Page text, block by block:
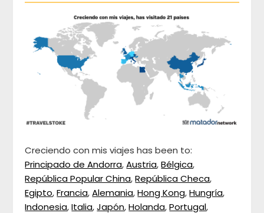
Creciendo con mis viajes has been to:
Principado de Andorra,Austria,Bélgica,
República Popular China,República Checa,
Egipto,Francia,Alemania,Hong Kong,Hungría,
Indonesia,Italia,Japón,Holanda,Portugal,